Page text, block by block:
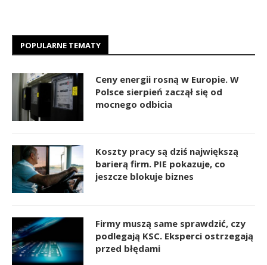
POPULARNE TEMATY
Ceny energii rosną w Europie. W
Polsce sierpień zaczął się od
mocnego odbicia
Koszty pracy są dziś największą
barierą firm. PIE pokazuje, co
jeszcze blokuje biznes
Firmy muszą same sprawdzić, czy
podlegają KSC. Eksperci ostrzegają
przed błędami